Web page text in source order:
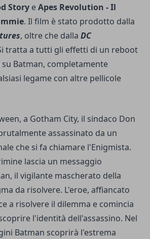
Story eApes Revolution - Il
. Il film è stato prodotto dalla
, oltre che dalla DC
tratta a tutti gli effetti di un reboot
Batman, completamente
legame con altre pellicole
a Gotham City, il sindaco Don
assassinato da un
che si fa chiamare l'Enigmista.
lascia un messaggio
il vigilante mascherato della
da risolvere. L'eroe, affiancato
a risolvere il dilemma e comincia
l'identità dell'assassino. Nel
Batman scoprirà l'estrema